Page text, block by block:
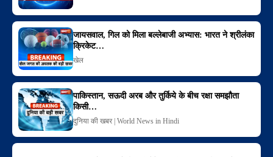
जायसवाल, गिल को मिला बल्लेबाजी अभ्यास: भारत ने श्रीलंका
क्रिकेट…
खेल
पाकिस्तान, सऊदी अरब और तुर्किये के बीच रक्षा समझौता
किसी…
दुनिया की खबर | World News in Hindi